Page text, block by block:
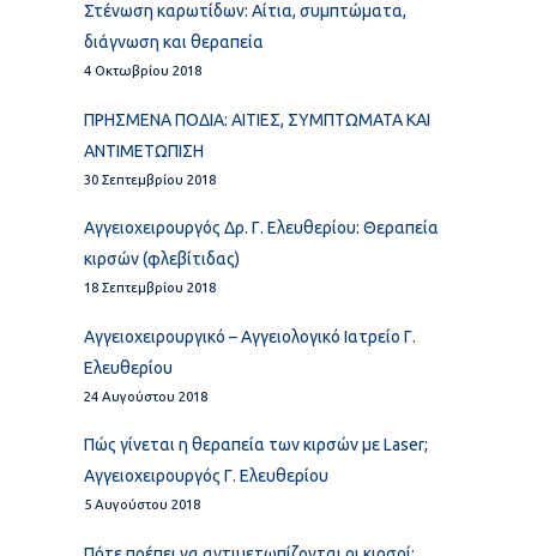
Στένωση καρωτίδων: Αίτια, συμπτώματα,
διάγνωση και θεραπεία
4 Οκτωβρίου 2018
ΠΡΗΣΜΕΝΑ ΠΟΔΙΑ: ΑΙΤΙΕΣ, ΣΥΜΠΤΩΜΑΤΑ ΚΑΙ
ΑΝΤΙΜΕΤΩΠΙΣΗ
30 Σεπτεμβρίου 2018
Αγγειοχειρουργός Δρ. Γ. Ελευθερίου: Θεραπεία
κιρσών (φλεβίτιδας)
18 Σεπτεμβρίου 2018
Αγγειοχειρουργικό – Αγγειολογικό Ιατρείο Γ.
Ελευθερίου
24 Αυγούστου 2018
Πώς γίνεται η θεραπεία των κιρσών με Laser;
Αγγειοχειρουργός Γ. Ελευθερίου
5 Αυγούστου 2018